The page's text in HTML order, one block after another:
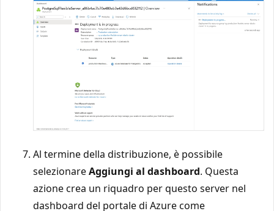
Al termine della distribuzione, è possibile
selezionareAggiungi al dashboard. Questa
azione crea un riquadro per questo server nel
dashboard del portale di Azure come